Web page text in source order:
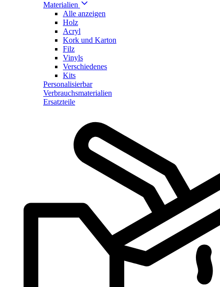
Materialien
Alle anzeigen
Holz
Acryl
Kork und Karton
Filz
Vinyls
Verschiedenes
Kits
Personalisierbar
Verbrauchsmaterialien
Ersatzteile